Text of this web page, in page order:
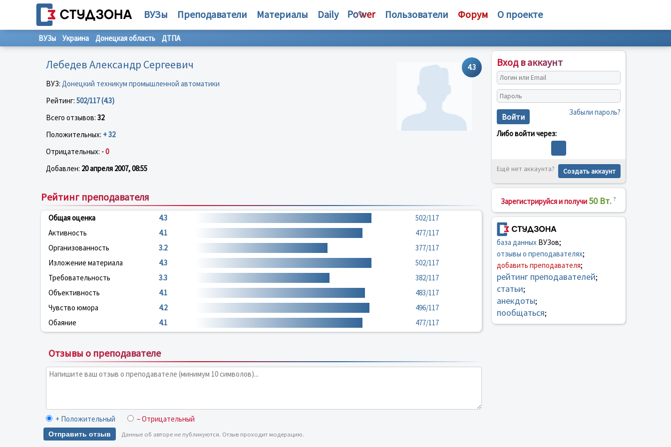
ВУЗы Преподаватели Материалы Daily Пользователи Форум О проекте
ВУЗы Украина Донецкая область ДТПА
4.3
Лебедев Александр Сергеевич
ВУЗ: Донецкий техникум промышленной автоматики
Рейтинг: 502/117 (4.3)
Всего отзывов: 32
Положительных: + 32
Отрицательных: - 0
Добавлен: 20 апреля 2007, 08:55
Рейтинг преподавателя
Общая оценка 4.3
502/117
Активность
4.1
477/117
Организованность
3.2
377/117
Изложение материала
4.3
502/117
Требовательность
3.3
382/117
Объективность
4.1
483/117
Чувство юмора
4.2
496/117
Обаяние
4.1 477/117
Отзывы о преподавателе
+ Положительный – Отрицательный
Отправить отзыв Данные об авторе не публикуются. Отзыв проходит модерацию.
Вход в аккаунт
Войти Забыли пароль?
Либо войти через:
Ещё нет аккаунта? Создать аккаунт
Зарегистрируйся и получи 50 Вт. ?
база данныхВУЗов;
отзывы о преподавателях;
добавить преподавателя;
рейтинг преподавателей;
статьи;
анекдоты;
пообщаться;